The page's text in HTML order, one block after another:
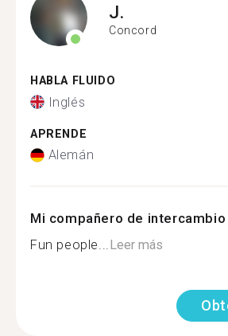
J.
Concord
HABLA FLUIDO
Inglés
APRENDE
Alemán
Mi compañero de
Fun people...Leer más